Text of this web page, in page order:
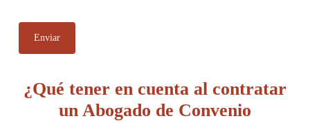
¿Qué tener en cuenta al contratar
un Abogado de Convenio